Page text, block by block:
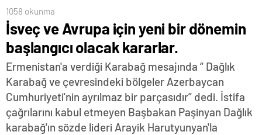
1058 okunma
İsveç ve Avrupa için yeni bir dönemin
başlangıcı olacak kararlar.
Ermenistan'a verdiği Karabağ mesajında “ Dağlık
Karabağ ve çevresindeki bölgeler Azerbaycan
Cumhuriyeti'nin ayrılmaz bir parçasıdır” dedi. İstifa
çağrılarını kabul etmeyen Başbakan Paşinyan Dağlık
karabağ'ın sözde lideri Arayik Harutyunyan'la